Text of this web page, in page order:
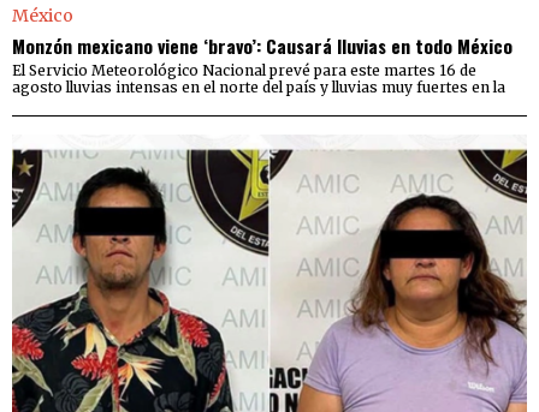
Monzón mexicano viene ‘bravo’: Causará lluvias en todo México
El Servicio Meteorológico Nacional prevé para este martes 16 de
agosto lluvias intensas en el norte del país y lluvias muy fuertes en la